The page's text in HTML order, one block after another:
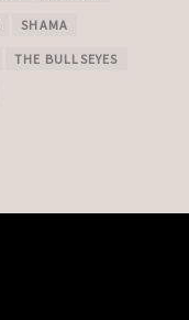
SHAMA
THE BULLSEYES